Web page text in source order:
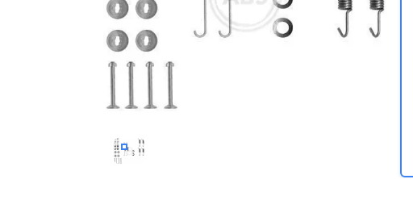
PIEDERUMU KOMPLEKTS, STĀVBREMZES